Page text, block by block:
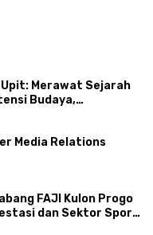
Merawat Sejarah
Budaya,
Media Relations
FAJI Kulon Progo
dan Sektor Sport